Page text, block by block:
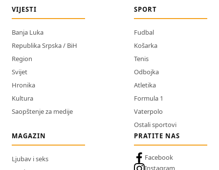
VIJESTI
Banja Luka
Republika Srpska / BiH
Region
Svijet
Hronika
Kultura
Saopštenje za medije
SPORT
Fudbal
Košarka
Tenis
Odbojka
Atletika
Formula 1
Vaterpolo
Ostali sportovi
MAGAZIN
Ljubav i seks
PRATITE NAS
Facebook
Instagram